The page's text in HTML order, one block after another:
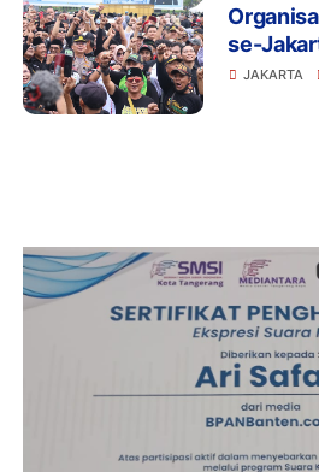
se-
Dukung
JAKARTA